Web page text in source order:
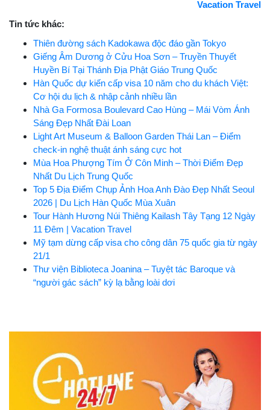
Vacation Travel
Tin tức khác:
Thiên đường sách Kadokawa độc đáo gần Tokyo
Giếng Âm Dương ở Cửu Hoa Sơn – Truyền Thuyết
Huyền Bí Tại Thánh Địa Phật Giáo Trung Quốc
Hàn Quốc dự kiến cấp visa 10 năm cho du khách Việt:
Cơ hội du lịch & nhập cảnh nhiều lần
Nhà Ga Formosa Boulevard Cao Hùng – Mái Vòm Ánh
Sáng Đẹp Nhất Đài Loan
Light Art Museum & Balloon Garden Thái Lan – Điểm
check-in nghệ thuật ánh sáng cực hot
Mùa Hoa Phượng Tím Ở Côn Minh – Thời Điểm Đẹp
Nhất Du Lịch Trung Quốc
Top 5 Địa Điểm Chụp Ảnh Hoa Anh Đào Đẹp Nhất Seoul
2026 | Du Lịch Hàn Quốc Mùa Xuân
Tour Hành Hương Núi Thiêng Kailash Tây Tạng 12 Ngày
11 Đêm | Vacation Travel
Mỹ tạm dừng cấp visa cho công dân 75 quốc gia từ ngày
21/1
Thư viện Biblioteca Joanina – Tuyệt tác Baroque và
“người gác sách” kỳ lạ bằng loài dơi